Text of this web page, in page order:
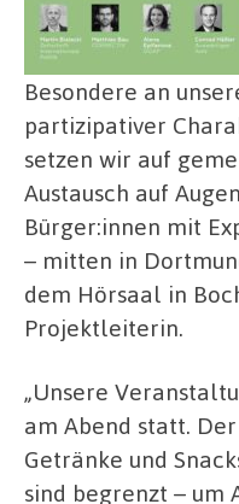
Besondere an
partizipativer
setzen wir auf
Austausch auf
Bürger:innen mit
– mitten in
dem Hörsaal in
Projektleiterin.
„Unsere
am Abend statt.
Getränke und
sind begrenzt – um